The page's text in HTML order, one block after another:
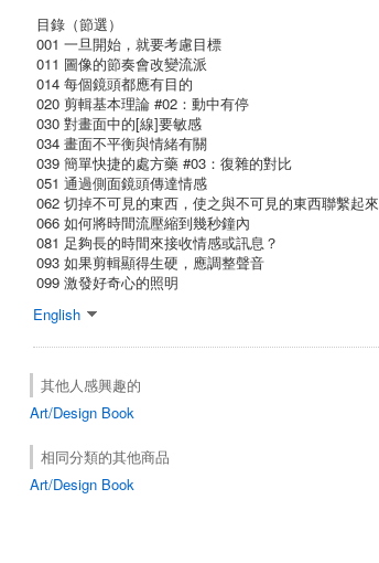
目錄（節選）
001 一旦開始，就要考慮目標
011 圖像的節奏會改變流派
014 每個鏡頭都應有目的
020 剪輯基本理論 #02：動中有停
030 對畫面中的[線]要敏感
034 畫面不平衡與情緒有關
039 簡單快捷的處方藥 #03：復雜的對比
051 通過側面鏡頭傳達情感
062 切掉不可見的東西，使之與不可見的東西聯繫起來
066 如何將時間流壓縮到幾秒鐘內
081 足夠長的時間來接收情感或訊息？
093 如果剪輯顯得生硬，應調整聲音
099 激發好奇心的照明
English
其他人感興趣的
Art/Design Book
相同分類的其他商品
Art/Design Book